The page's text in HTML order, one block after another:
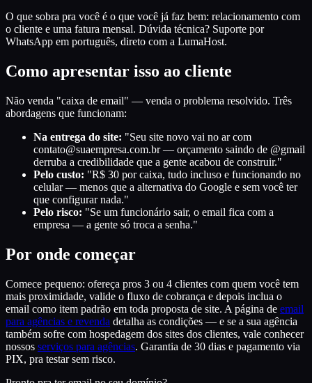
O que sobra pra você é o que você já faz bem: relacionamento com
o cliente e uma fatura mensal. Dúvida técnica? Suporte por
WhatsApp em português, direto com a LumaHost.
Como apresentar isso ao cliente
Não venda "caixa de email" — venda o problema resolvido. Três
abordagens que funcionam:
Na entrega do site: "Seu site novo vai no ar com
contato@suaempresa.com.br — orçamento saindo de @gmail
derruba a credibilidade que a gente acabou de construir."
Pelo custo: "R$ 30 por caixa, tudo incluso e funcionando no
celular — menos que a alternativa do Google e sem você ter
que configurar nada."
Pelo risco: "Se um funcionário sair, o email fica com a
empresa — a gente só troca a senha."
Por onde começar
Comece pequeno: ofereça pros 3 ou 4 clientes com quem você tem
mais proximidade, valide o fluxo de cobrança e depois inclua o
email como item padrão em toda proposta de site. A página de email
para agências e revenda detalha as condições — e se a sua agência
também sofre com hospedagem dos sites dos clientes, vale conhecer
nossos serviços para agências. Garantia de 30 dias e pagamento via
PIX, pra testar sem risco.